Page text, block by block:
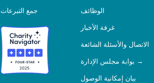
جمع التبرعات الوظائف
غرفة الأخبار
الاتصال والأسئلة الشائعة
بوابة مجلس الإدارة
بيان إمكانية الوصول